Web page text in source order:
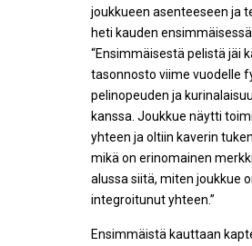
joukkueen asenteeseen ja
heti kauden
“Ensimmäisestä pelistä jäi
tasonnosto viime vuodelle
pelinopeuden ja
kanssa. Joukkue näytti
yhteen ja oltiin kaverin
mikä on erinomainen
alussa siitä, miten joukkue
integroitunut yhteen.”
Ensimmäistä kauttaan